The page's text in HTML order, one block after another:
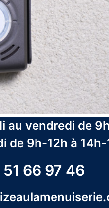
au vendredi de
de 9h-12h à 14h-
66 97 46